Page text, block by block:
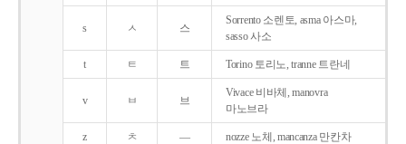
s ㅅ 스
Sorrento 소렌토, asma 아스마,
sasso 사소
t ㅌ 트 Torino 토리노, tranne 트란네
v ㅂ 브
Vivace 비바체, manovra
마노브라
z ㅊ ― nozze 노체, mancanza 만칸차